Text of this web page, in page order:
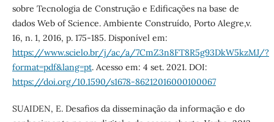
sobre Tecnologia de Construção e Edificações na base de
dados Web of Science. Ambiente Construído, Porto Alegre,v.
16, n. 1, 2016, p. 175-185. Disponível em:
https://www.scielo.br/j/ac/a/7CmZ3n8FT8R5g93DkW5kzMJ/?
format=pdf&lang=pt. Acesso em: 4 set. 2021. DOI:
https://doi.org/10.1590/s1678-86212016000100067
SUAIDEN, E. Desafios da disseminação da informação e do